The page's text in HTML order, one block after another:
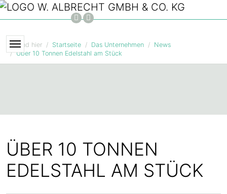
Zum Hauptinhalt springen
Sie sind hier Startseite Das Unternehmen
News
Über 10 Tonnen Edelstahl am Stück
ÜBER 10 TONNEN
EDELSTAHL AM STÜCK